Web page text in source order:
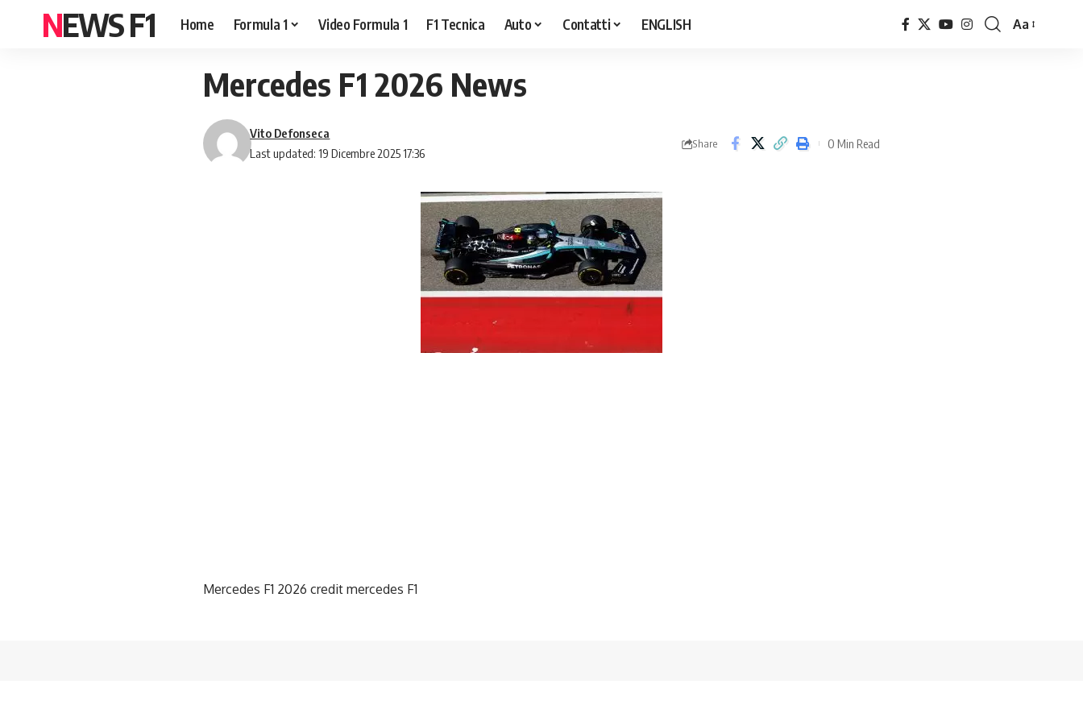
NEWS F1 Home Formula 1 Video Formula 1 F1 Tecnica Auto Contatti ENGLISH
Font
Aa
Mercedes F1 2026 News
Last updated: 19 Dicembre 2025 17:36
Vito Defonseca
Share 0 Min Read
Mercedes F1 2026 credit mercedes F1